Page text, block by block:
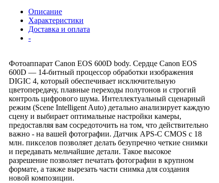
Описание
Характеристики
Доставка и оплата
-
Фотоаппарат Canon EOS 600D body. Сердце Canon EOS
600D — 14-битный процессор обработки изображения
DIGIC 4, который обеспечивает исключительную
цветопередачу, плавные переходы полутонов и строгий
контроль цифрового шума. Интеллектуальный сценарный
режим (Scene Intelligent Auto) детально анализирует каждую
сцену и выбирает оптимальные настройки камеры,
предоставляя вам сосредоточить на том, что действительно
важно - на вашей фотографии. Датчик APS-C CMOS с 18
млн. пикселов позволяет делать безупречно четкие снимки
и передавать мельчайшие детали. Такое высокое
разрешение позволяет печатать фотографии в крупном
формате, а также вырезать части снимка для создания
новой композиции.